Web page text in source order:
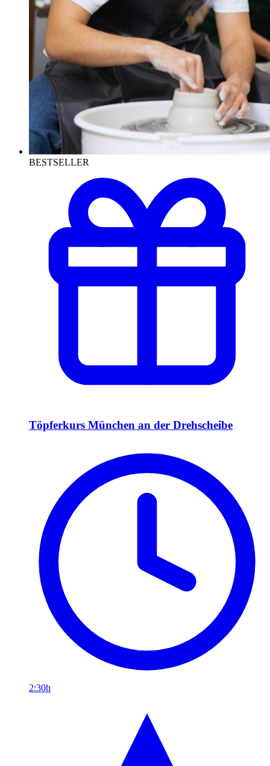
BESTSELLER
Töpferkurs München an der Drehscheibe
2:30h